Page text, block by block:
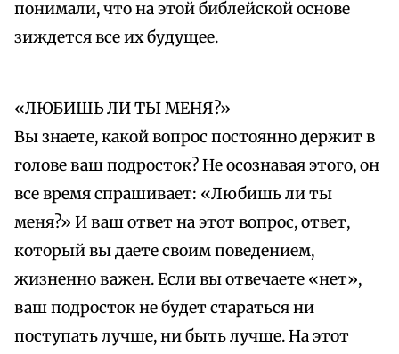
понимали, что на этой библейской основе
зиждется все их будущее.
«ЛЮБИШЬ ЛИ ТЫ МЕНЯ?»
Вы знаете, какой вопрос постоянно держит в
голове ваш подросток? Не осознавая этого, он
все время спрашивает: «Любишь ли ты
меня?» И ваш ответ на этот вопрос, ответ,
который вы даете своим поведением,
жизненно важен. Если вы отвечаете «нет»,
ваш подросток не будет стараться ни
поступать лучше, ни быть лучше. На этот